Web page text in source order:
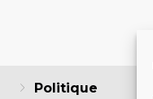
Politique